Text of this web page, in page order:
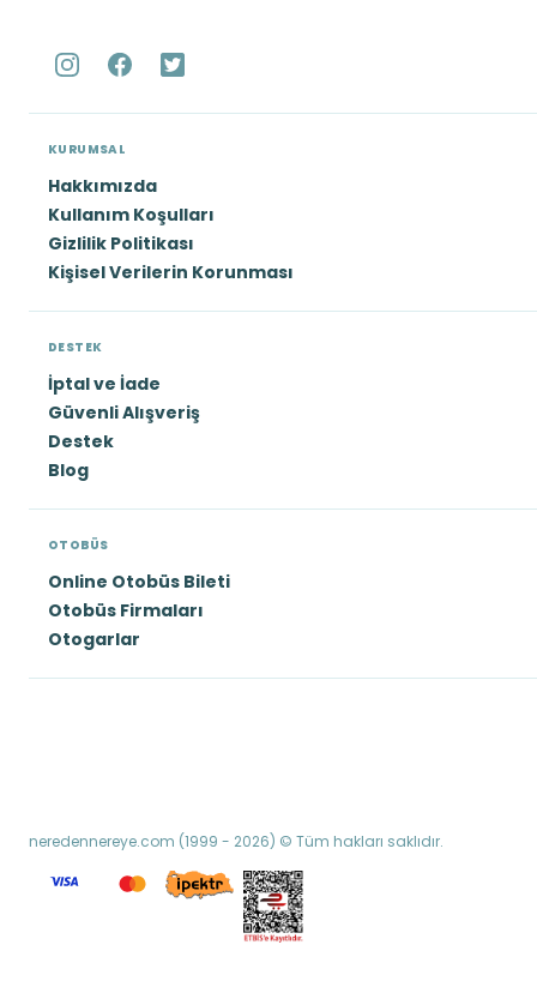
KURUMSAL
Hakkımızda
Kullanım Koşulları
Gizlilik Politikası
Kişisel Verilerin Korunması
DESTEK
İptal ve İade
Güvenli Alışveriş
Destek
Blog
OTOBÜS
Online Otobüs Bileti
Otobüs Firmaları
Otogarlar
neredennereye.com (1999 - 2026) © Tüm hakları saklıdır.